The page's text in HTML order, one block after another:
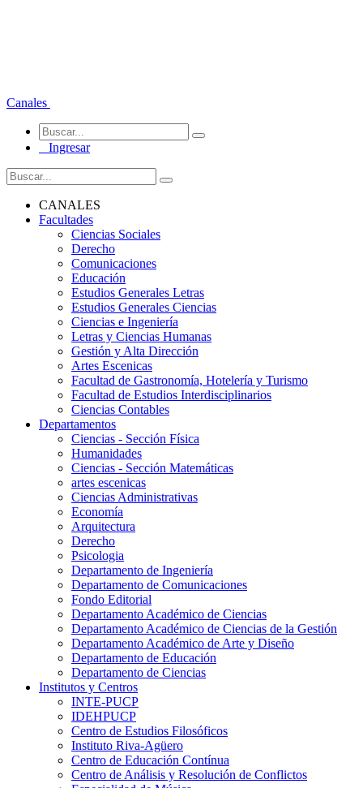
Canales
Ingresar
CANALES
Facultades
Ciencias Sociales
Derecho
Comunicaciones
Educación
Estudios Generales Letras
Estudios Generales Ciencias
Ciencias e Ingeniería
Letras y Ciencias Humanas
Gestión y Alta Dirección
Artes Escenicas
Facultad de Gastronomía, Hotelería y Turismo
Facultad de Estudios Interdisciplinarios
Ciencias Contables
Departamentos
Ciencias - Sección Física
Humanidades
Ciencias - Sección Matemáticas
artes escenicas
Ciencias Administrativas
Economía
Arquitectura
Derecho
Psicologia
Departamento de Ingeniería
Departamento de Comunicaciones
Fondo Editorial
Departamento Académico de Ciencias
Departamento Académico de Ciencias de la Gestión
Departamento Académico de Arte y Diseño
Departamento de Educación
Departamento de Ciencias
Institutos y Centros
INTE-PUCP
IDEHPUCP
Centro de Estudios Filosóficos
Instituto Riva-Agüero
Centro de Educación Contínua
Centro de Análisis y Resolución de Conflictos